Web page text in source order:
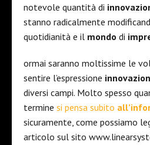
notevole quantità di
stanno radicalmente
quotidianità e il mondo di
ormai saranno moltissime le
sentire l’espressione
diversi campi. Molto spesso
termine si pensa subito all’
sicuramente, come possiamo
articolo sul sito